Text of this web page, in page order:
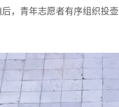
，青年志愿者有序组织投